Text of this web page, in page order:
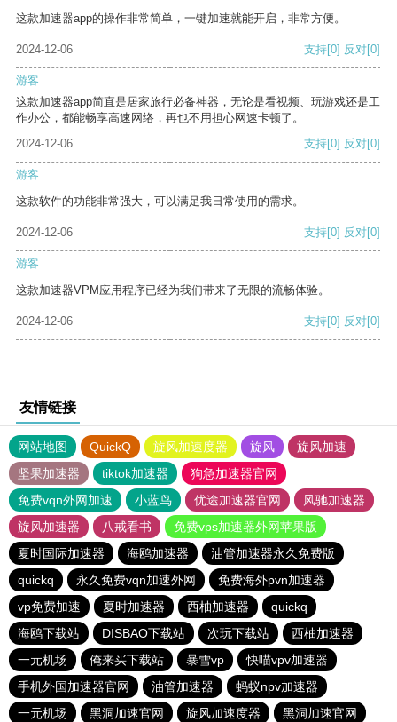
这款加速器app的操作非常简单，一键加速就能开启，非常方便。
2024-12-06 支持[0] 反对[0]
游客
这款加速器app简直是居家旅行必备神器，无论是看视频、玩游戏还是工
作办公，都能畅享高速网络，再也不用担心网速卡顿了。
2024-12-06
支持[0] 反对[0]
游客
这款软件的功能非常强大，可以满足我日常使用的需求。
2024-12-06 支持[0] 反对[0]
游客
这款加速器VPM应用程序已经为我们带来了无限的流畅体验。
2024-12-06 支持[0] 反对[0]
友情链接
网站地图 QuickQ 旋风加速度器 旋风
旋风加速
坚果加速器
tiktok加速器
狗急加速器官网
免费vqn外网加速
小蓝鸟 优途加速器官网
风驰加速器
旋风加速器
八戒看书
免费vps加速器外网苹果版
夏时国际加速器
海鸥加速器
油管加速器永久免费版
quickq
永久免费vqn加速外网
免费海外pvn加速器
vp免费加速
夏时加速器 西柚加速器
quickq
海鸥下载站
DISBAO下载站 次玩下载站
西柚加速器
一元机场
俺来买下载站 暴雪vp
快喵vpv加速器
手机外国加速器官网
油管加速器
蚂蚁npv加速器
一元机场
黑洞加速官网 旋风加速度器 黑洞加速官网